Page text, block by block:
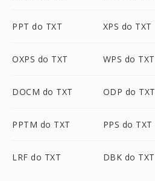
PPT do TXT XPS do TXT
OXPS do TXT WPS do TXT
DOCM do TXT ODP do TXT
PPTM do TXT PPS do TXT
LRF do TXT DBK do TXT